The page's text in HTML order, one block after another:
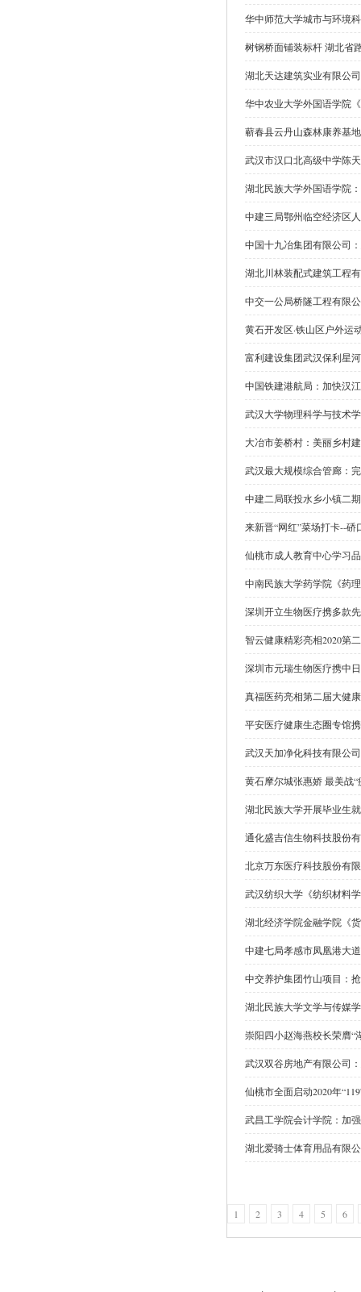
华中师范大学城市与环境
树钢桥面铺装标杆 湖北省
湖北天达建筑实业有限公
华中农业大学外国语学院
蕲春县云丹山森林康养基
武汉市汉口北高级中学陈
湖北民族大学外国语学院
中建三局鄂州临空经济区
中国十九冶集团有限公司
湖北川林装配式建筑工程
中交一公局桥隧工程有限
黄石开发区·铁山区户外运
富利建设集团武汉保利星
中国铁建港航局：加快汉
武汉大学物理科学与技术
大冶市姜桥村：美丽乡村
武汉最大规模综合管廊：
中建二局联投水乡小镇二
来新晋“网红”菜场打卡--
仙桃市成人教育中心学习
中南民族大学药学院《药
深圳开立生物医疗携多款
智云健康精彩亮相2020第
深圳市元瑞生物医疗携中
真福医药亮相第二届大健
平安医疗健康生态圈专馆
武汉天加净化科技有限公
黄石摩尔城张惠娇 最美战“
湖北民族大学开展毕业生
通化盛吉信生物科技股份
北京万东医疗科技股份有
武汉纺织大学《纺织材料
湖北经济学院金融学院《
中建七局孝感市凤凰港大
中交养护集团竹山项目：
湖北民族大学文学与传媒
崇阳四小赵海燕校长荣膺“
武汉双谷房地产有限公司
仙桃市全面启动2020年
武昌工学院会计学院：加
湖北爱骑士体育用品有限
1 2 3 4 5 6